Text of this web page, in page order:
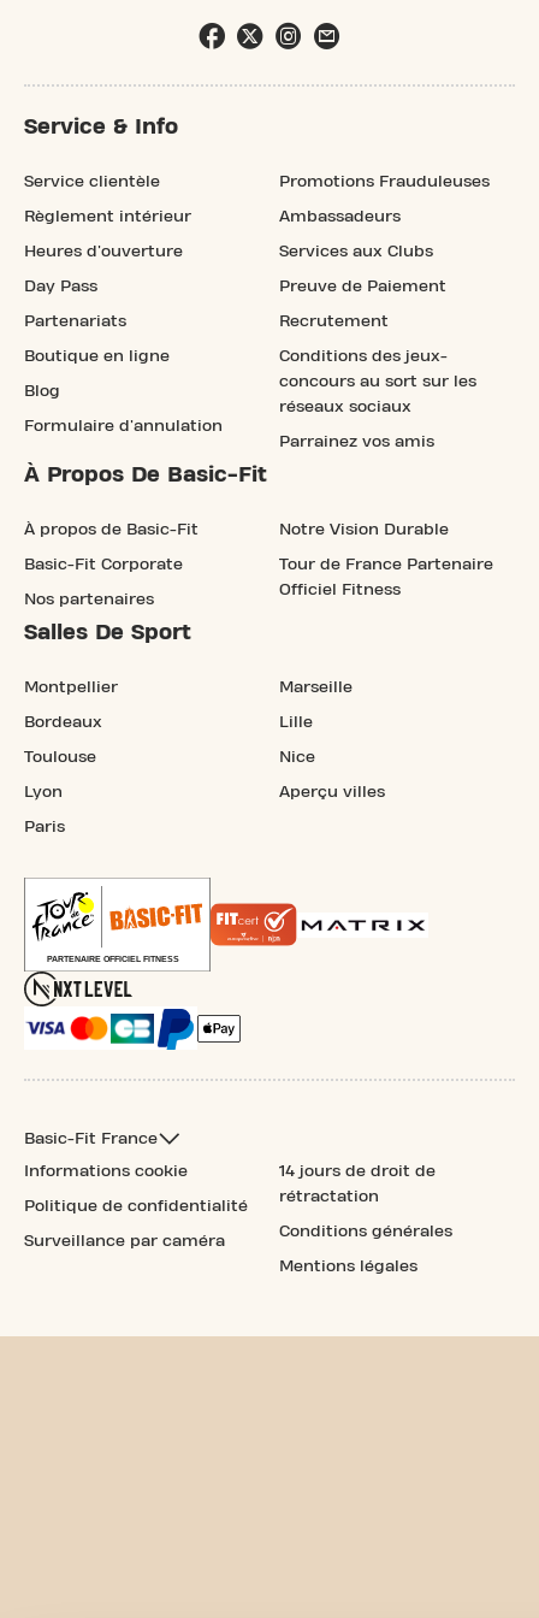
Service & Info
Service clientèle
Règlement intérieur
Heures d'ouverture
Day Pass
Partenariats
Boutique en ligne
Blog
Formulaire d'annulation
Promotions Frauduleuses
Ambassadeurs
Services aux Clubs
Preuve de Paiement
Recrutement
Conditions des jeux-
concours au sort sur les
réseaux sociaux
Parrainez vos amis
À Propos De Basic-Fit
À propos de Basic-Fit
Basic-Fit Corporate
Nos partenaires
Notre Vision Durable
Tour de France Partenaire
Officiel Fitness
Salles De Sport
Montpellier
Bordeaux
Toulouse
Lyon
Paris
Marseille
Lille
Nice
Aperçu villes
Basic-Fit France
Informations cookie
Politique de confidentialité
Surveillance par caméra
14 jours de droit de
rétractation
Conditions générales
Mentions légales